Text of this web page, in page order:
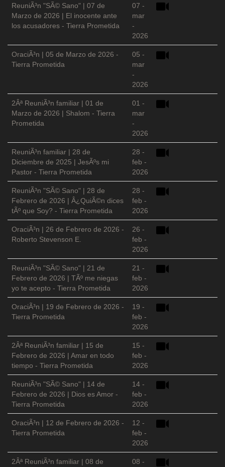
ReuniÃ³n "SÃ© Sano" | 07 de
Marzo de 2026 | El inocente ante
los acusadores - Tierra Prometida
07 -
mar
-
2026
OraciÃ³n | 05 de Marzo de 2026 -
Tierra Prometida
05 -
mar
-
2026
2Âª ReuniÃ³n familiar | 01 de
Marzo de 2026 | Shalom - Tierra
Prometida
01 -
mar
-
2026
ReuniÃ³n familiar | 28 de
Diciembre de 2025 | JesÃºs mi
Pastor - Tierra Prometida
28 -
feb -
2026
ReuniÃ³n "SÃ© Sano" | 28 de
Febrero de 2026 | Â¿QuiÃ©n dices
tÃº que Soy? - Tierra Prometida
28 -
feb -
2026
OraciÃ³n | 26 de Febrero de 2026 -
Roberto Stevenson E.
26 -
feb -
2026
ReuniÃ³n "SÃ© Sano" | 21 de
Febrero de 2026 | TÃº me niegas
yo te acepto - Tierra Prometida
21 -
feb -
2026
OraciÃ³n | 19 de Febrero de 2026 -
Tierra Prometida
19 -
feb -
2026
2Âª ReuniÃ³n familiar | 15 de
Febrero de 2026 | Amar en todo
tiempo - Tierra Prometida
15 -
feb -
2026
ReuniÃ³n "SÃ© Sano" | 14 de
Febrero de 2026 | Dios es Amor -
Tierra Prometida
14 -
feb -
2026
OraciÃ³n | 12 de Febrero de 2026 -
Tierra Prometida
12 -
feb -
2026
2Âª ReuniÃ³n familiar | 08 de
08 -